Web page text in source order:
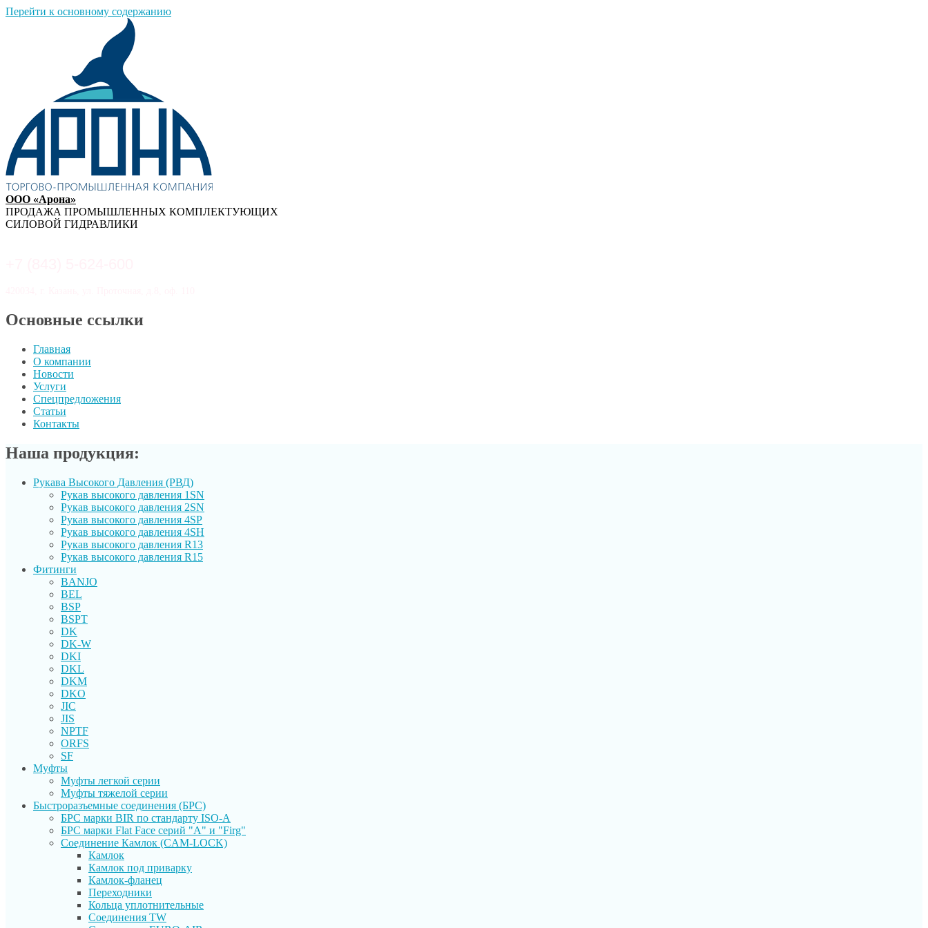
Перейти к основному содержанию
ООО «Арона»
ПРОДАЖА ПРОМЫШЛЕННЫХ КОМПЛЕКТУЮЩИХ
СИЛОВОЙ ГИДРАВЛИКИ
Основные ссылки
Главная
О компании
Новости
Услуги
Спецпредложения
Статьи
Контакты
Наша продукция:
Рукава Высокого Давления (РВД)
Рукав выcокого давления 1SN
Рукав высокого давления 2SN
Рукав высокого давления 4SP
Рукав высокого давления 4SH
Рукав высокого давления R13
Рукав высокого давления R15
Фитинги
BANJO
BEL
BSP
BSPT
DK
DK-W
DKI
DKL
DKM
DKO
JIC
JIS
NPTF
ORFS
SF
Муфты
Муфты легкой серии
Муфты тяжелой серии
Быстроразъемные соединения (БРС)
БРС марки BIR по стандарту ISO-A
БРС марки Flat Face серий "А" и "Firg"
Соединение Камлок (CAM-LOCK)
Камлок
Камлок под приварку
Камлок-фланец
Переходники
Кольца уплотнительные
Соединения TW